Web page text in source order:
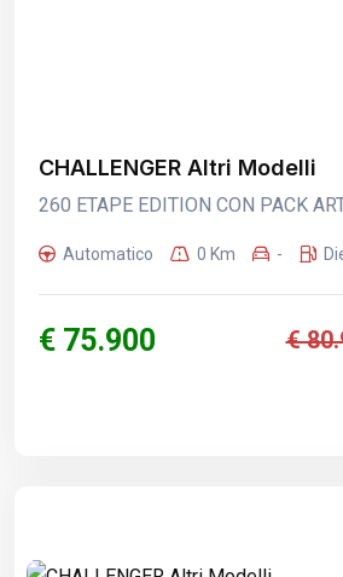
CHALLENGER Altri Modelli
260 ETAPE EDITION CON PACK
Automatico 0 Km -
€ 75.900 €